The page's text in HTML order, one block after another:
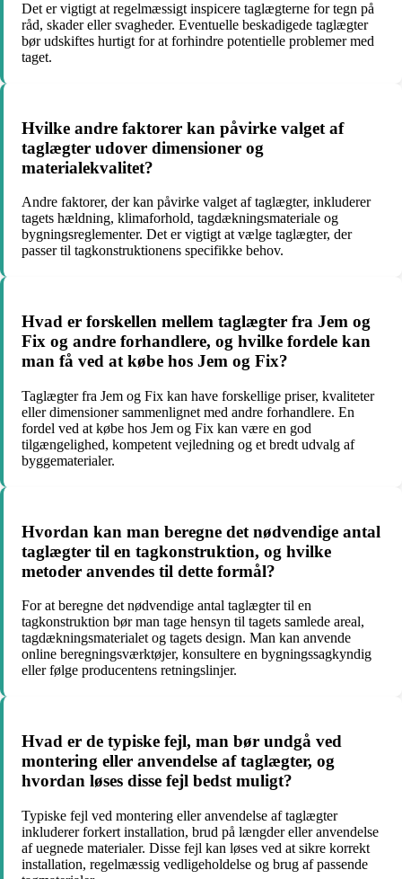
Det er vigtigt at regelmæssigt inspicere taglægterne for tegn på
råd, skader eller svagheder. Eventuelle beskadigede taglægter
bør udskiftes hurtigt for at forhindre potentielle problemer med
taget.
Hvilke andre faktorer kan påvirke valget af
taglægter udover dimensioner og
materialekvalitet?
Andre faktorer, der kan påvirke valget af taglægter, inkluderer
tagets hældning, klimaforhold, tagdækningsmateriale og
bygningsreglementer. Det er vigtigt at vælge taglægter, der
passer til tagkonstruktionens specifikke behov.
Hvad er forskellen mellem taglægter fra Jem og
Fix og andre forhandlere, og hvilke fordele kan
man få ved at købe hos Jem og Fix?
Taglægter fra Jem og Fix kan have forskellige priser, kvaliteter
eller dimensioner sammenlignet med andre forhandlere. En
fordel ved at købe hos Jem og Fix kan være en god
tilgængelighed, kompetent vejledning og et bredt udvalg af
byggematerialer.
Hvordan kan man beregne det nødvendige antal
taglægter til en tagkonstruktion, og hvilke
metoder anvendes til dette formål?
For at beregne det nødvendige antal taglægter til en
tagkonstruktion bør man tage hensyn til tagets samlede areal,
tagdækningsmaterialet og tagets design. Man kan anvende
online beregningsværktøjer, konsultere en bygningssagkyndig
eller følge producentens retningslinjer.
Hvad er de typiske fejl, man bør undgå ved
montering eller anvendelse af taglægter, og
hvordan løses disse fejl bedst muligt?
Typiske fejl ved montering eller anvendelse af taglægter
inkluderer forkert installation, brud på længder eller anvendelse
af uegnede materialer. Disse fejl kan løses ved at sikre korrekt
installation, regelmæssig vedligeholdelse og brug af passende